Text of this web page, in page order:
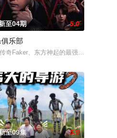
晚播出，每期邀请几位嘉宾
见面开始，脑停止的情况就接连不断。
至04期 5.0
乐部
奇Faker、东方神起的最强昌珉、TXT
至09集 5.0